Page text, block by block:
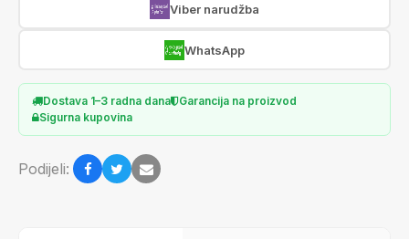
Viber narudžba
WhatsApp
Dostava 1–3 radna dana
Garancija na proizvod
Sigurna kupovina
Podijeli: